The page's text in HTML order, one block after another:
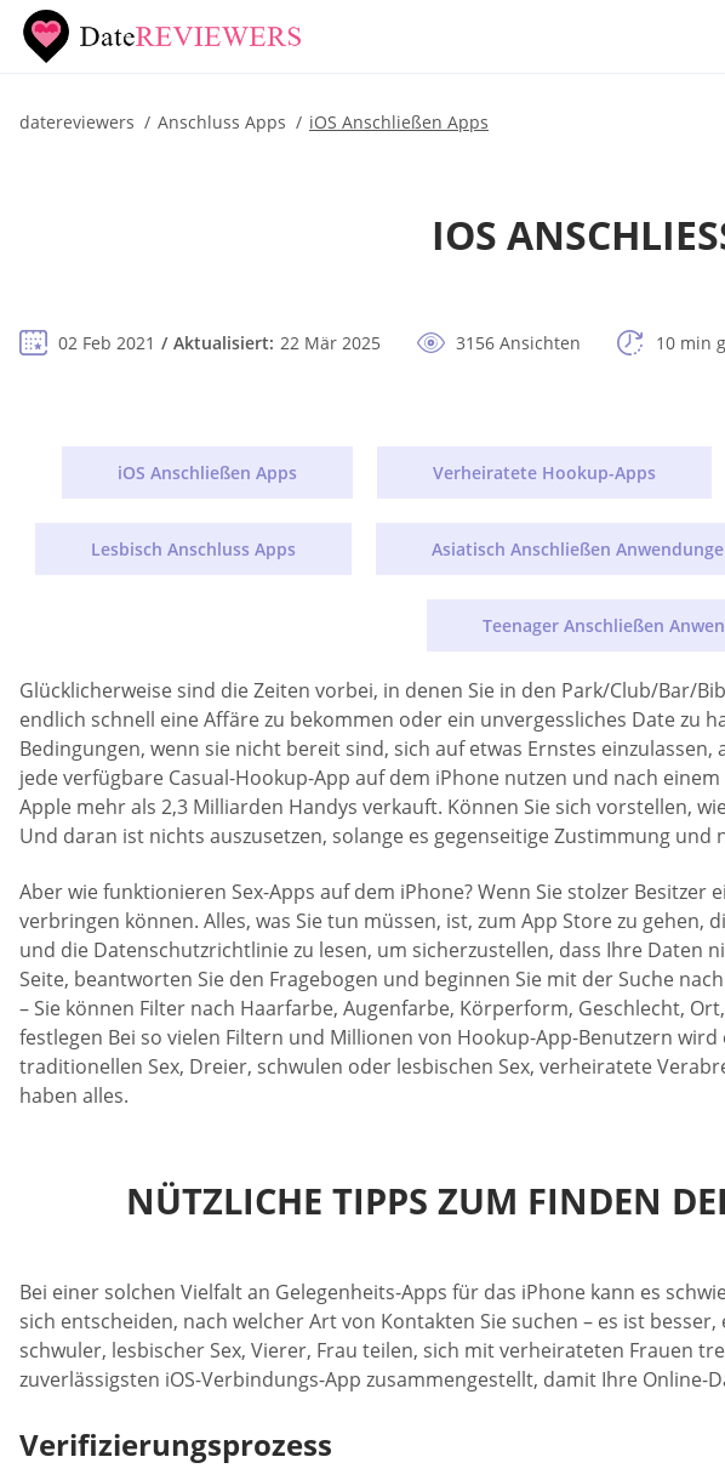
datereviewers Anschluss Apps iOS Anschließen Apps
IOS
02 Feb 2021 Aktualisiert: 22 Mär 2025 3156 Ansichten 10 min
iOS Anschließen Apps Verheiratete Hookup-Apps
Lesbisch Anschluss Apps Asiatisch Anschließen
Teenager Anschließen
Glücklicherweise sind die Zeiten vorbei, in denen Sie in den Park/Club/Bar/
endlich schnell eine Affäre zu bekommen oder ein unvergessliches Date zu
Bedingungen, wenn sie nicht bereit sind, sich auf etwas Ernstes
jede verfügbare Casual-Hookup-App auf dem iPhone nutzen und nach
Apple mehr als 2,3 Milliarden Handys verkauft. Können Sie sich vorstellen,
Und daran ist nichts auszusetzen, solange es gegenseitige Zustimmung
Aber wie funktionieren Sex-Apps auf dem iPhone? Wenn Sie stolzer
verbringen können. Alles, was Sie tun müssen, ist, zum App Store zu
und die Datenschutzrichtlinie zu lesen, um sicherzustellen, dass Ihre Daten
Seite, beantworten Sie den Fragebogen und beginnen Sie mit der Suche
– Sie können Filter nach Haarfarbe, Augenfarbe, Körperform, Geschlecht,
festlegen Bei so vielen Filtern und Millionen von Hookup-App-Benutzern
traditionellen Sex, Dreier, schwulen oder lesbischen Sex, verheiratete
haben alles.
NÜTZLICHE TIPPS ZUM FINDEN
Bei einer solchen Vielfalt an Gelegenheits-Apps für das iPhone kann es
sich entscheiden, nach welcher Art von Kontakten Sie suchen – es ist
schwuler, lesbischer Sex, Vierer, Frau teilen, sich mit verheirateten Frauen
zuverlässigsten iOS-Verbindungs-App zusammengestellt, damit Ihre
Verifizierungsprozess